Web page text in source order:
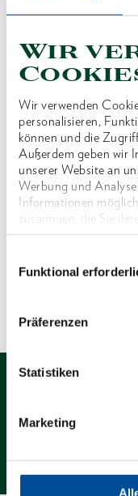
Wir
Wir verwenden
personalisieren,
können und die
Außerdem geben wir
unserer Website an
Werbung und
Informationen
zusammen, die Sie
Rahmen Ihrer
Funktional
Präferenzen
Statistiken
Marketing
Produktlinie
Reduzierung
WK24 - 90
Abmessungen
Lieferumfang